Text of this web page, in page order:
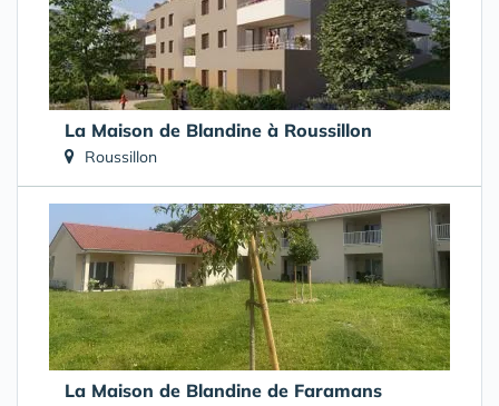
La Maison de Blandine à Roussillon
Roussillon
La Maison de Blandine de Faramans